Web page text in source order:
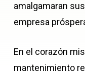
amalgamaran
empresa
En el corazón
mantenimiento